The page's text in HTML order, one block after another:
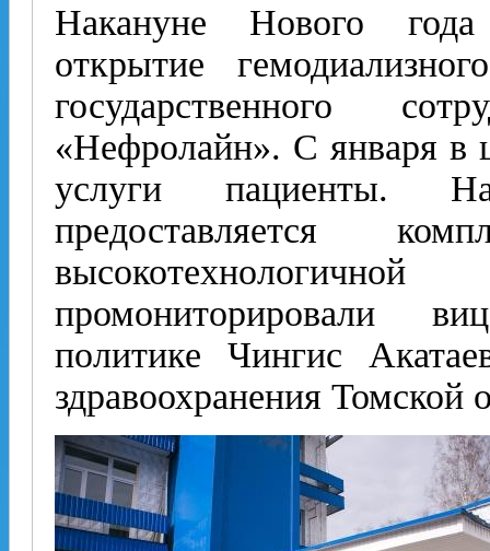
Накануне Нового года
открытие
государственного
«Нефролайн». С января в
услуги пациенты.
предоставляется
промониторировали
политике Чингис
здравоохранения Томской